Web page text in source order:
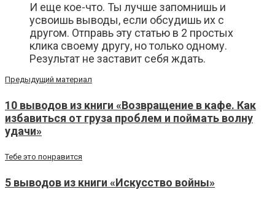
И еще кое-что. Ты лучше запомнишь и
усвоишь выводы, если обсудишь их с
другом. Отправь эту статью в 2 простых
клика своему другу, но только одному.
Результат не заставит себя ждать.
Предыдущий материал
10 выводов из книги «Возвращение в кафе. Как
избавиться от груза проблем и поймать волну
удачи»
Тебе это понравится
5 выводов из книги «Искусство войны»